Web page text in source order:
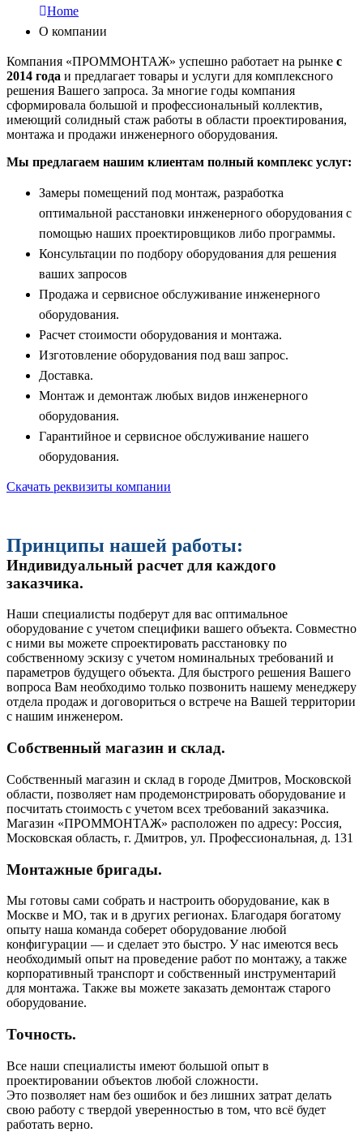
Home
О компании
Компания «ПРОММОНТАЖ» успешно работает на рынке с
2014 года и предлагает товары и услуги для комплексного
решения Вашего запроса. За многие годы компания
сформировала большой и профессиональный коллектив,
имеющий солидный стаж работы в области проектирования,
монтажа и продажи инженерного оборудования.
Мы предлагаем нашим клиентам полный комплекс услуг:
Замеры помещений под монтаж, разработка
оптимальной расстановки инженерного оборудования с
помощью наших проектировщиков либо программы.
Консультации по подбору оборудования для решения
ваших запросов
Продажа и сервисное обслуживание инженерного
оборудования.
Расчет стоимости оборудования и монтажа.
Изготовление оборудования под ваш запрос.
Доставка.
Монтаж и демонтаж любых видов инженерного
оборудования.
Гарантийное и сервисное обслуживание нашего
оборудования.
Скачать реквизиты компании
Принципы нашей работы:
Индивидуальный расчет для каждого
заказчика.
Наши специалисты подберут для вас оптимальное
оборудование с учетом специфики вашего объекта. Совместно
с ними вы можете спроектировать расстановку по
собственному эскизу с учетом номинальных требований и
параметров будущего объекта. Для быстрого решения Вашего
вопроса Вам необходимо только позвонить нашему менеджеру
отдела продаж и договориться о встрече на Вашей территории
с нашим инженером.
Собственный магазин и склад.
Собственный магазин и склад в городе Дмитров, Московской
области, позволяет нам продемонстрировать оборудование и
посчитать стоимость с учетом всех требований заказчика.
Магазин «ПРОММОНТАЖ» расположен по адресу: Россия,
Московская область, г. Дмитров, ул. Профессиональная, д. 131
Монтажные бригады.
Мы готовы сами собрать и настроить оборудование, как в
Москве и МО, так и в других регионах. Благодаря богатому
опыту наша команда соберет оборудование любой
конфигурации — и сделает это быстро. У нас имеются весь
необходимый опыт на проведение работ по монтажу, а также
корпоративный транспорт и собственный инструментарий
для монтажа. Также вы можете заказать демонтаж старого
оборудование.
Точность.
Все наши специалисты имеют большой опыт в
проектировании объектов любой сложности.
Это позволяет нам без ошибок и без лишних затрат делать
свою работу с твердой уверенностью в том, что всё будет
работать верно.